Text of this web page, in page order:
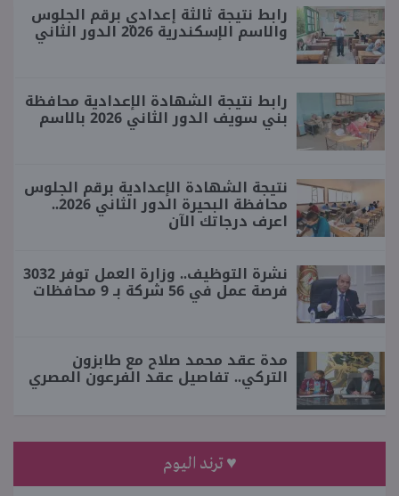
رابط نتيجة ثالثة إعدادي برقم الجلوس
والاسم الإسكندرية 2026 الدور الثاني
رابط نتيجة الشهادة الإعدادية محافظة
بني سويف الدور الثاني 2026 بالاسم
نتيجة الشهادة الإعدادية برقم الجلوس
محافظة البحيرة الدور الثاني 2026..
اعرف درجاتك الآن
نشرة التوظيف.. وزارة العمل توفر 3032
فرصة عمل في 56 شركة بـ 9 محافظات
مدة عقد محمد صلاح مع طابزون
التركي.. تفاصيل عقد الفرعون المصري
♥ ترند اليوم